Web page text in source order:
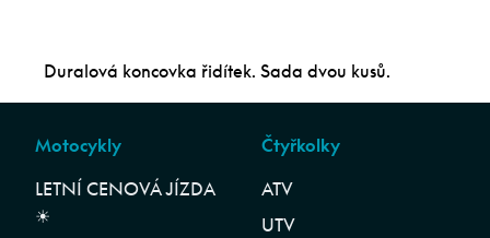
Duralová koncovka řidítek. Sada dvou kusů.
Motocykly
LETNÍ CENOVÁ JÍZDA
☀︎
Čtyřkolky
ATV
UTV